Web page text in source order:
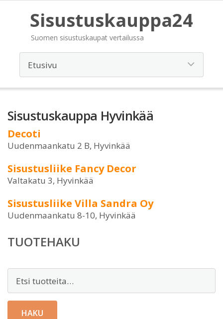
Sisustuskauppa24
Suomen sisustuskaupat vertailussa
Sisustuskauppa Hyvinkää
Decoti
Uudenmaankatu 2 B, Hyvinkää
Sisustusliike Fancy Decor
Valtakatu 3, Hyvinkää
Sisustusliike Villa Sandra Oy
Uudenmaankatu 8-10, Hyvinkää
TUOTEHAKU
HAKU